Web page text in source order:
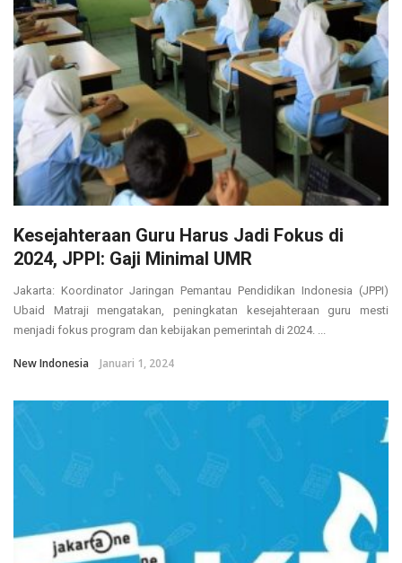
Kesejahteraan Guru Harus Jadi Fokus di
2024, JPPI: Gaji Minimal UMR
Jakarta: Koordinator Jaringan Pemantau Pendidikan Indonesia (JPPI)
Ubaid Matraji mengatakan, peningkatan kesejahteraan guru mesti
menjadi fokus program dan kebijakan pemerintah di 2024. ...
New Indonesia Januari 1, 2024